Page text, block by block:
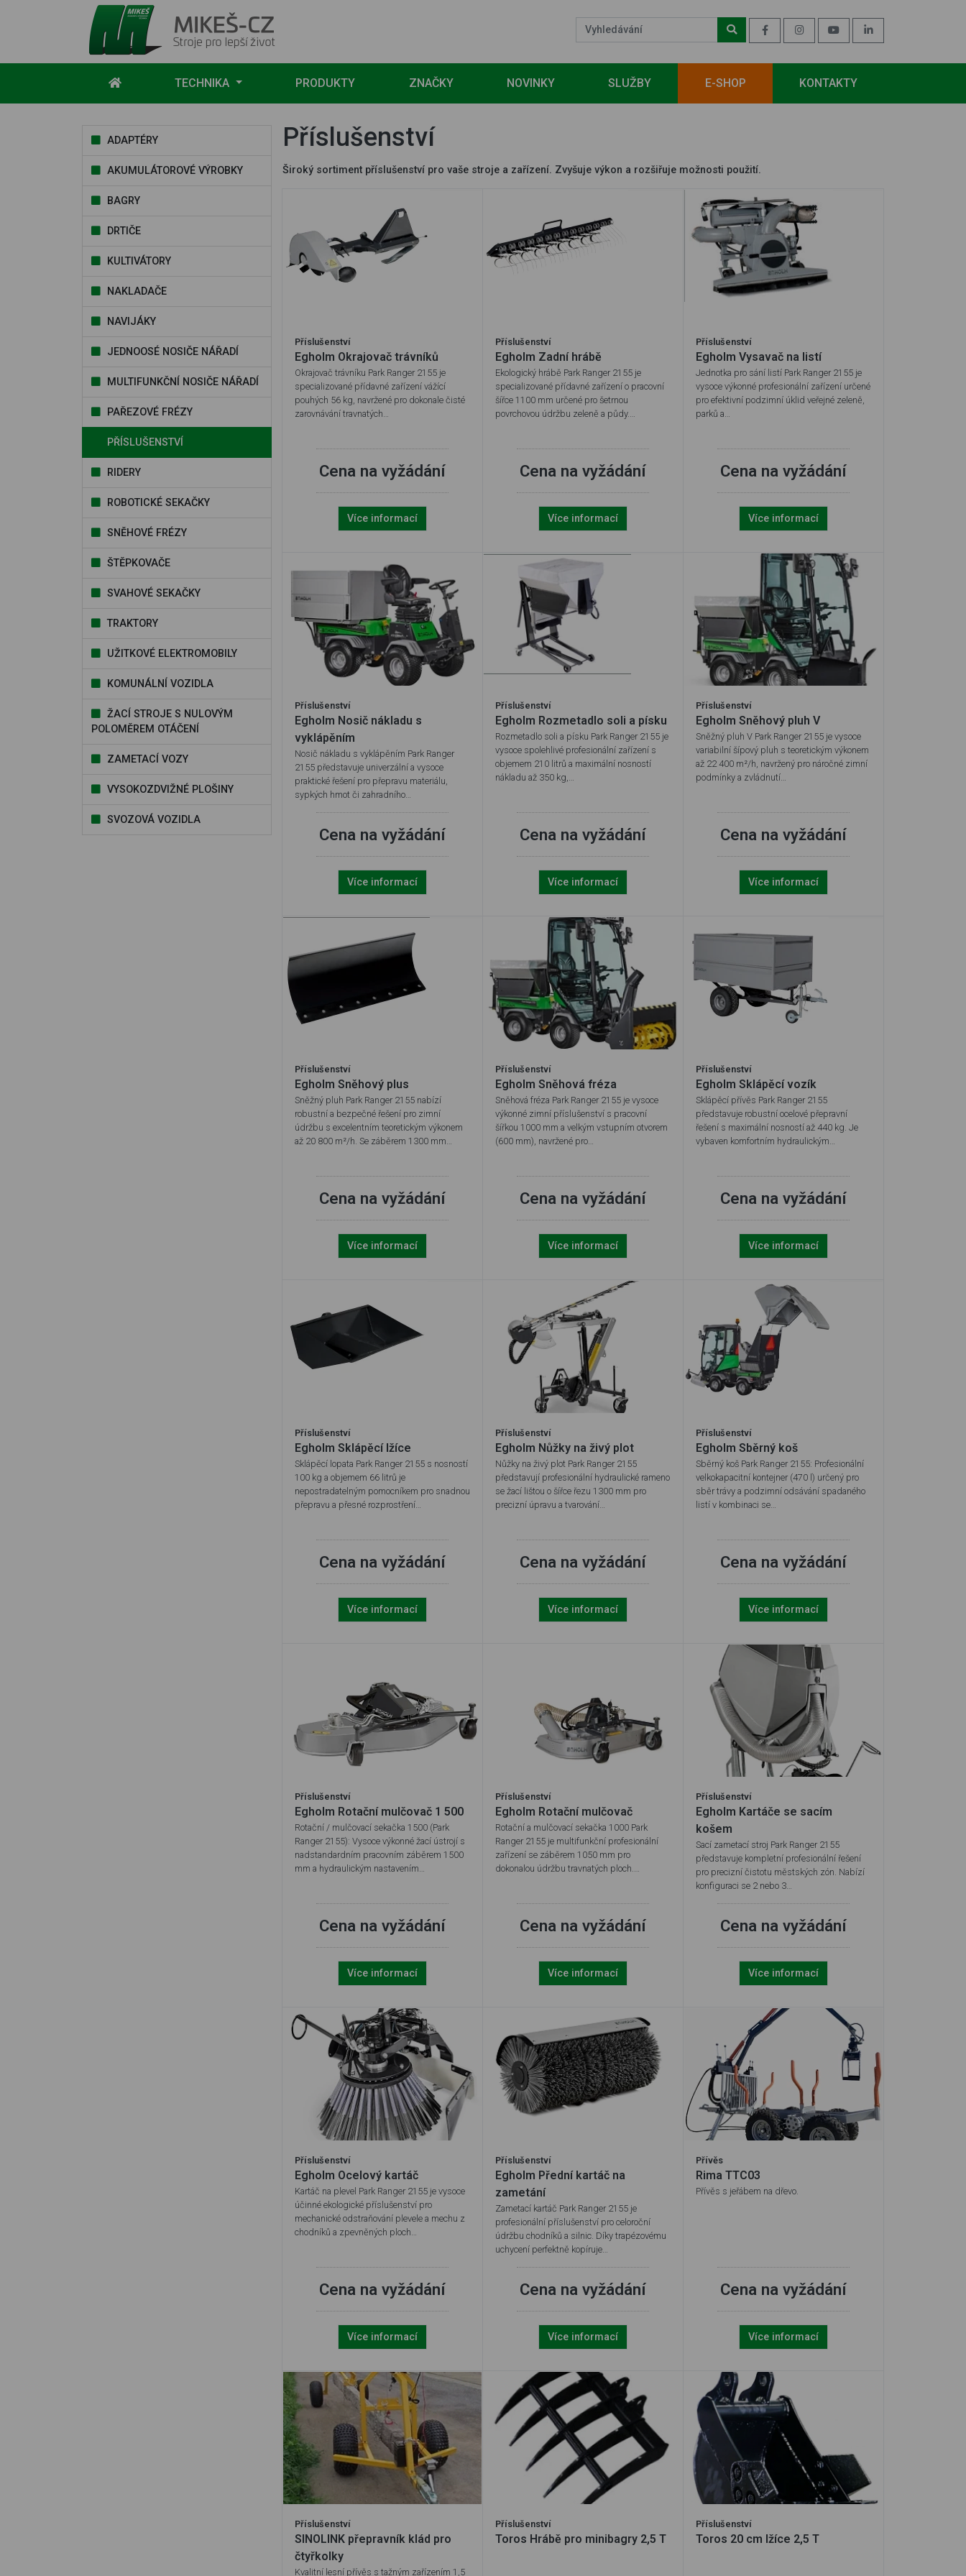
TECHNIKA PRODUKTY ZNAČKY NOVINKY SLUŽBY E-SHOP KONTAKTY
ADAPTÉRY
AKUMULÁTOROVÉ VÝROBKY
BAGRY
DRTIČE
KULTIVÁTORY
NAKLADAČE
NAVIJÁKY
JEDNOOSÉ NOSIČE NÁŘADÍ
MULTIFUNKČNÍ NOSIČE NÁŘADÍ
PAŘEZOVÉ FRÉZY
PŘÍSLUŠENSTVÍ
RIDERY
ROBOTICKÉ SEKAČKY
SNĚHOVÉ FRÉZY
ŠTĚPKOVAČE
SVAHOVÉ SEKAČKY
TRAKTORY
UŽITKOVÉ ELEKTROMOBILY
KOMUNÁLNÍ VOZIDLA
ŽACÍ STROJE S NULOVÝM
POLOMĚREM OTÁČENÍ
ZAMETACÍ VOZY
VYSOKOZDVIŽNÉ PLOŠINY
SVOZOVÁ VOZIDLA
Příslušenství
Široký sortiment příslušenství pro vaše stroje a zařízení. Zvyšuje výkon a rozšiřuje možnosti použití.
Příslušenství
Egholm Okrajovač trávníků
Okrajovač trávníku Park Ranger 2155 je
specializované přídavné zařízení vážící
pouhých 56 kg, navržené pro dokonale čisté
zarovnávání travnatých…
Cena na vyžádání
Více informací
Příslušenství
Egholm Zadní hrábě
Ekologický hrábě Park Ranger 2155 je
specializované přídavné zařízení o pracovní
šířce 1100 mm určené pro šetrnou
povrchovou údržbu zeleně a půdy.…
Cena na vyžádání
Více informací
Příslušenství
Egholm Vysavač na listí
Jednotka pro sání listí Park Ranger 2155 je
vysoce výkonné profesionální zařízení určené
pro efektivní podzimní úklid veřejné zeleně,
parků a…
Cena na vyžádání
Více informací
Příslušenství
Egholm Nosič nákladu s
vyklápěním
Nosič nákladu s vyklápěním Park Ranger
2155 představuje univerzální a vysoce
praktické řešení pro přepravu materiálu,
sypkých hmot či zahradního…
Cena na vyžádání
Více informací
Příslušenství
Egholm Rozmetadlo soli a písku
Rozmetadlo soli a písku Park Ranger 2155 je
vysoce spolehlivé profesionální zařízení s
objemem 210 litrů a maximální nosností
nákladu až 350 kg,…
Cena na vyžádání
Více informací
Příslušenství
Egholm Sněhový pluh V
Sněžný pluh V Park Ranger 2155 je vysoce
variabilní šípový pluh s teoretickým výkonem
až 22 400 m²/h, navržený pro náročné zimní
podmínky a zvládnutí…
Cena na vyžádání
Více informací
Příslušenství
Egholm Sněhový plus
Sněžný pluh Park Ranger 2155 nabízí
robustní a bezpečné řešení pro zimní
údržbu s excelentním teoretickým výkonem
až 20 800 m²/h. Se záběrem 1300 mm…
Cena na vyžádání
Více informací
Příslušenství
Egholm Sněhová fréza
Sněhová fréza Park Ranger 2155 je vysoce
výkonné zimní příslušenství s pracovní
šířkou 1000 mm a velkým vstupním otvorem
(600 mm), navržené pro…
Cena na vyžádání
Více informací
Příslušenství
Egholm Sklápěcí vozík
Sklápěcí přívěs Park Ranger 2155
představuje robustní ocelové přepravní
řešení s maximální nosností až 440 kg. Je
vybaven komfortním hydraulickým…
Cena na vyžádání
Více informací
Příslušenství
Egholm Sklápěcí lžíce
Sklápěcí lopata Park Ranger 2155 s nosností
100 kg a objemem 66 litrů je
nepostradatelným pomocníkem pro snadnou
přepravu a přesné rozprostření…
Cena na vyžádání
Více informací
Příslušenství
Egholm Nůžky na živý plot
Nůžky na živý plot Park Ranger 2155
představují profesionální hydraulické rameno
se žací lištou o šířce řezu 1300 mm pro
precizní úpravu a tvarování…
Cena na vyžádání
Více informací
Příslušenství
Egholm Sběrný koš
Sběrný koš Park Ranger 2155: Profesionální
velkokapacitní kontejner (470 l) určený pro
sběr trávy a podzimní odsávání spadaného
listí v kombinaci se…
Cena na vyžádání
Více informací
Příslušenství
Egholm Rotační mulčovač 1 500
Rotační / mulčovací sekačka 1500 (Park
Ranger 2155): Vysoce výkonné žací ústrojí s
nadstandardním pracovním záběrem 1500
mm a hydraulickým nastavením…
Cena na vyžádání
Více informací
Příslušenství
Egholm Rotační mulčovač
Rotační a mulčovací sekačka 1000 Park
Ranger 2155 je multifunkční profesionální
zařízení se záběrem 1050 mm pro
dokonalou údržbu travnatých ploch.…
Cena na vyžádání
Více informací
Příslušenství
Egholm Kartáče se sacím
košem
Sací zametací stroj Park Ranger 2155
představuje kompletní profesionální řešení
pro precizní čistotu městských zón. Nabízí
konfiguraci se 2 nebo 3…
Cena na vyžádání
Více informací
Příslušenství
Egholm Ocelový kartáč
Kartáč na plevel Park Ranger 2155 je vysoce
účinné ekologické příslušenství pro
mechanické odstraňování plevele a mechu z
chodníků a zpevněných ploch…
Cena na vyžádání
Více informací
Příslušenství
Egholm Přední kartáč na
zametání
Zametací kartáč Park Ranger 2155 je
profesionální příslušenství pro celoroční
údržbu chodníků a silnic. Díky trapézovému
uchycení perfektně kopíruje…
Cena na vyžádání
Více informací
Přívěs
Rima TTC03
Přívěs s jeřábem na dřevo.
Cena na vyžádání
Více informací
Příslušenství
SINOLINK přepravník klád pro
čtyřkolky
Kvalitní lesní přívěs s tažným zařízením 1,5
Příslušenství
Toros Hrábě pro minibagry 2,5 T
Příslušenství
Toros 20 cm lžíce 2,5 T